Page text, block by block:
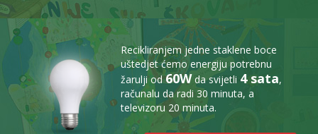
Recikliranjem jedne staklene boce
uštedjet ćemo energiju potrebnu
žarulji od60Wda svijetli 4 sata,
računalu da radi 30 minuta, a
televizoru 20 minuta.